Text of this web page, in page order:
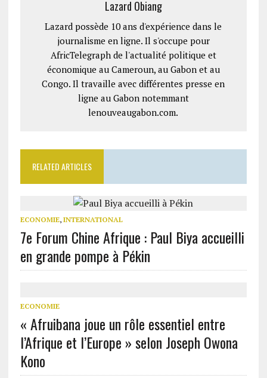
Lazard Obiang
Lazard possède 10 ans d'expérience dans le
journalisme en ligne. Il s'occupe pour
AfricTelegraph de l'actualité politique et
économique au Cameroun, au Gabon et au
Congo. Il travaille avec différentes presse en
ligne au Gabon notemmant
lenouveaugabon.com.
RELATED ARTICLES
ECONOMIE, INTERNATIONAL
7e Forum Chine Afrique : Paul Biya accueilli
en grande pompe à Pékin
ECONOMIE
« Afruibana joue un rôle essentiel entre
l’Afrique et l’Europe » selon Joseph Owona
Kono